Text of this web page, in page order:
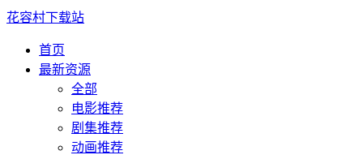
花容村下载站
首页
最新资源
全部
电影推荐
剧集推荐
动画推荐